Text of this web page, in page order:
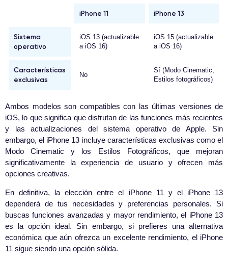
iPhone 11 iPhone 13
Sistema
operativo
iOS 13 (actualizable
a iOS 16)
iOS 15 (actualizable
a iOS 16)
Características
exclusivas
No
Sí (Modo Cinematic,
Estilos fotográficos)
Ambos modelos son compatibles con las últimas versiones de
iOS, lo que significa que disfrutan de las funciones más recientes
y las actualizaciones del sistema operativo de Apple. Sin
embargo, el iPhone 13 incluye características exclusivas como el
Modo Cinematic y los Estilos Fotográficos, que mejoran
significativamente la experiencia de usuario y ofrecen más
opciones creativas.
En definitiva, la elección entre el iPhone 11 y el iPhone 13
dependerá de tus necesidades y preferencias personales. Si
buscas funciones avanzadas y mayor rendimiento, el iPhone 13
es la opción ideal. Sin embargo, si prefieres una alternativa
económica que aún ofrezca un excelente rendimiento, el iPhone
11 sigue siendo una opción sólida.